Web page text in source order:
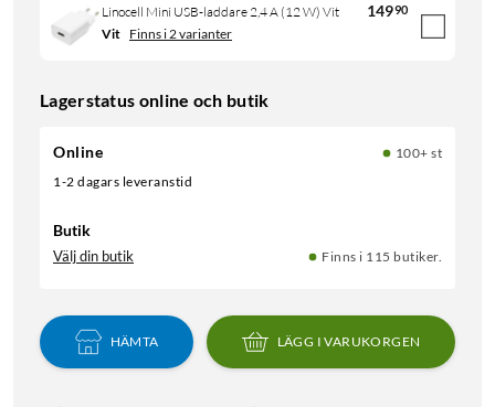
Linocell Mini USB-laddare 2,4 A (12 W) Vit 14990
Vit Finns i 2 varianter
Lagerstatus online och butik
Online
100+ st
1-2 dagars leveranstid
Butik
Välj din butik Finns i 115 butiker.
HÄMTA LÄGG I VARUKORGEN